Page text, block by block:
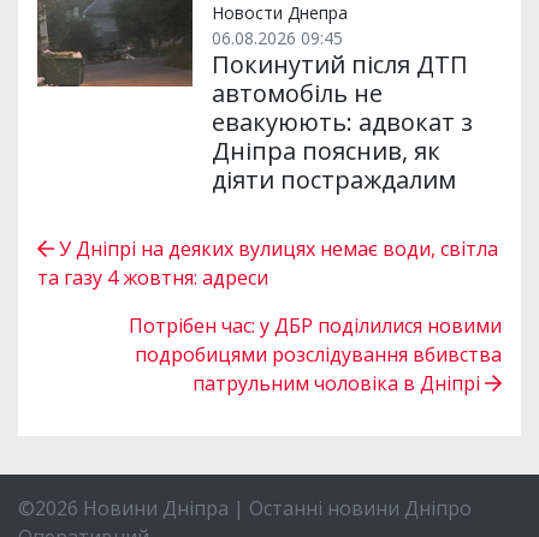
Новости Днепра
06.08.2026 09:45
Покинутий після ДТП
автомобіль не
евакуюють: адвокат з
Дніпра пояснив, як
діяти постраждалим
У Дніпрі на деяких вулицях немає води, світла
та газу 4 жовтня: адреси
Потрібен час: у ДБР поділилися новими
подробицями розслідування вбивства
патрульним чоловіка в Дніпрі
©2026 Новини Дніпра | Останні новини Дніпро